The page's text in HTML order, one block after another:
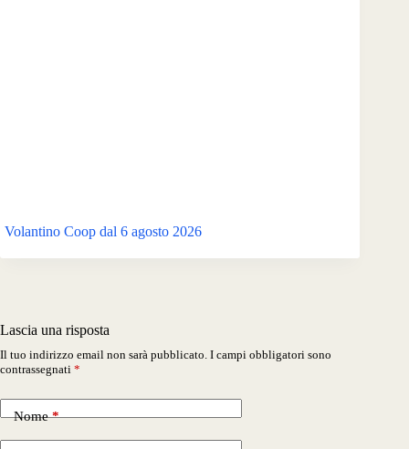
Volantino Coop dal 6 agosto 2026
Lascia una risposta
Il tuo indirizzo email non sarà pubblicato. I campi obbligatori sono
contrassegnati *
Nome*